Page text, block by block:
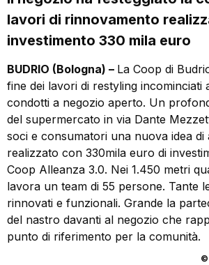
lavori di rinnovamento
investimento 330 mila euro
BUDRIO (Bologna) – La Coop di
fine dei lavori di restyling incominciati
condotti a negozio aperto. Un
del supermercato in via Dante
soci e consumatori una nuova idea di
realizzato con 330mila euro di
Coop Alleanza 3.0. Nei 1.450 metri
lavora un team di 55 persone. Tante
rinnovati e funzionali. Grande la
del nastro davanti al negozio che
punto di riferimento per la comunità.
©